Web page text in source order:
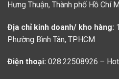
Hưng Thuận, Thành phố Hồ Chí
Địa chỉ kinh doanh/ kho hàng:
Phường Bình Tân, TP.HCM
Điện thoại: 028.22508926 –